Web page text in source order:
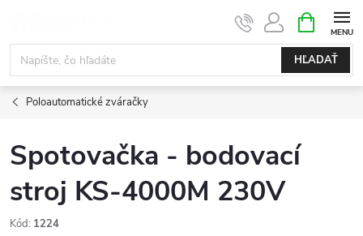
obsah
HĽADAŤ
KOŠÍK
Poloautomatické zváračky
Spotovačka - bodovací
stroj KS-4000M 230V
Kód: 1224